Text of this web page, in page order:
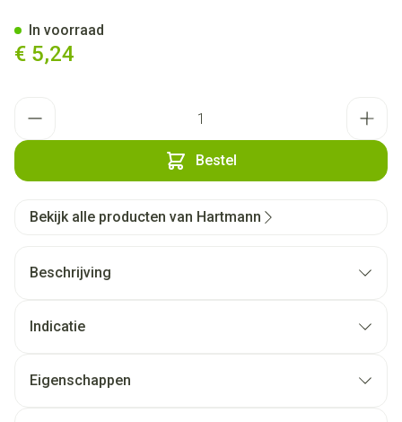
€ 5,24
Bestel
In voorraad
Bekijk alle producten van Hartmann
Beschrijving
Indicatie
Eigenschappen